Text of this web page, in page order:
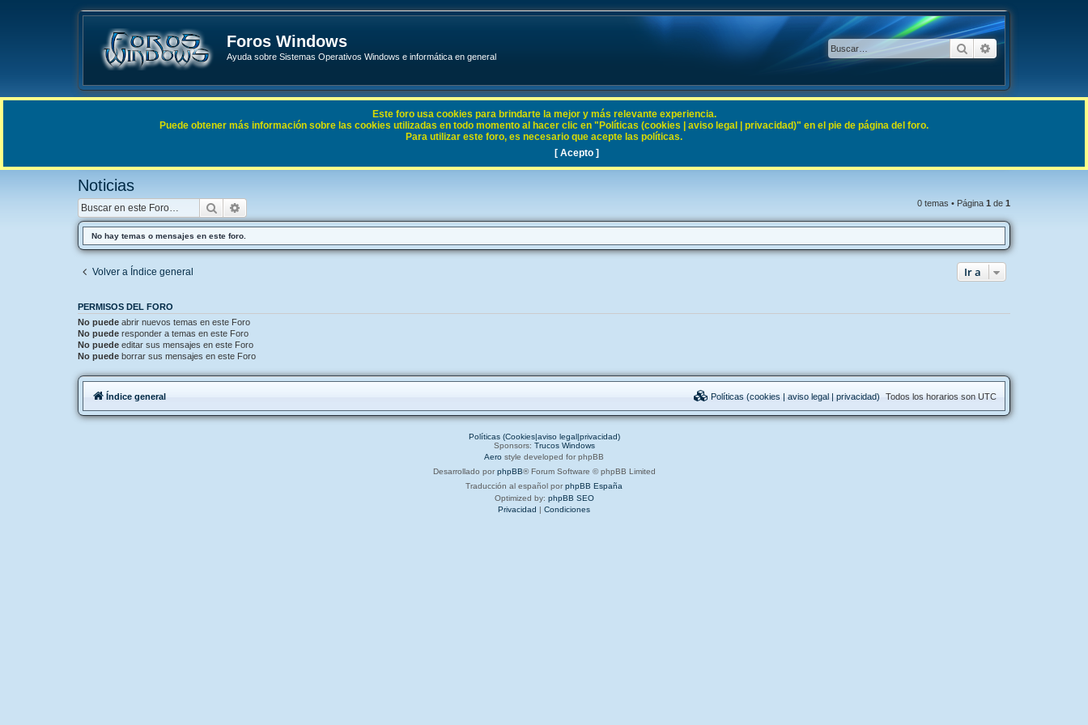
Foros Windows
Ayuda sobre Sistemas Operativos Windows e informática en general
BuscarBúsqueda
Enlaces rápidos FAQ
Noticias
Buscar 0 temas • Página 1 de 1
No hay temas o mensajes en este foro.
Volver a Índice general Ir a
PERMISOS DEL FORO
No puede abrir nuevos temas en este Foro
No puede responder a temas en este Foro
No puede editar sus mensajes en este Foro
No puede borrar sus mensajes en este Foro
Este foro usa cookies para brindarte la mejor y más relevante experiencia.
Puede obtener más información sobre las cookies utilizadas en todo momento al hacer clic en "Políticas (cookies | aviso legal | privacidad)" en el pie de página del foro.
Para utilizar este foro, es necesario que acepte las políticas.
[ Acepto ]
Índice general Todos los horarios son UTC
Políticas (cookies | aviso legal | privacidad)
Políticas (Cookies|aviso legal|privacidad)
Sponsors: Trucos Windows
Aero style developed for phpBB
Desarrollado por phpBB® Forum Software © phpBB Limited
Traducción al español por phpBB España
Optimized by: phpBB SEO
Privacidad | Condiciones